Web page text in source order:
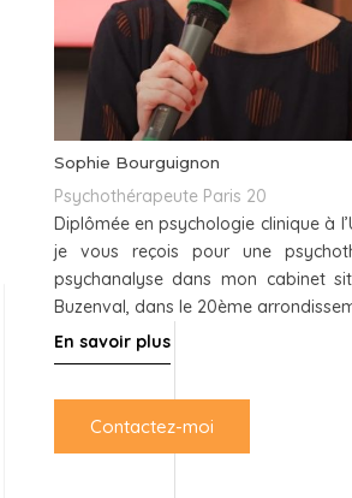
Sophie Bourguignon
Psychothérapeute Paris 20
Diplômée en psychologie clinique à
je vous reçois pour une
psychanalyse dans mon cabinet
Buzenval, dans le 20ème
En savoir plus
Contactez-moi